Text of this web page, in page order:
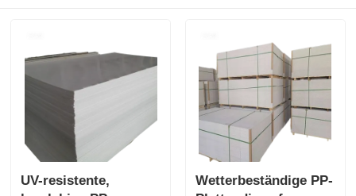
UV-resistente,
Wetterbeständige PP-